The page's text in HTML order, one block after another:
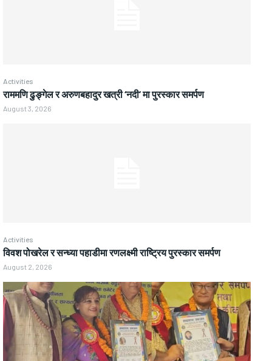
Activities
राममणि ढुङ्गेल र अरुणबहादुर खत्री ‘नदी’ मा पुरस्कार समर्पण
August 3, 2026
Activities
विवश पोखरेल र सन्ध्या पहाडीमा रणलक्ष्मी राष्ट्रिय पुरस्कार समर्पण
August 2, 2026